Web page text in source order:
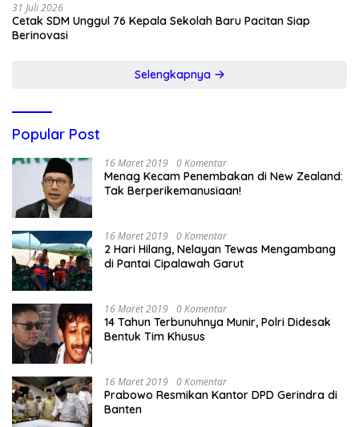
31 Juli 2026
Cetak SDM Unggul 76 Kepala Sekolah Baru Pacitan Siap
Berinovasi
Selengkapnya
Popular Post
16 Maret 2019 0 Komentar
Menag Kecam Penembakan di New Zealand:
Tak Berperikemanusiaan!
16 Maret 2019 0 Komentar
2 Hari Hilang, Nelayan Tewas Mengambang
di Pantai Cipalawah Garut
16 Maret 2019 0 Komentar
14 Tahun Terbunuhnya Munir, Polri Didesak
Bentuk Tim Khusus
16 Maret 2019 0 Komentar
Prabowo Resmikan Kantor DPD Gerindra di
Banten